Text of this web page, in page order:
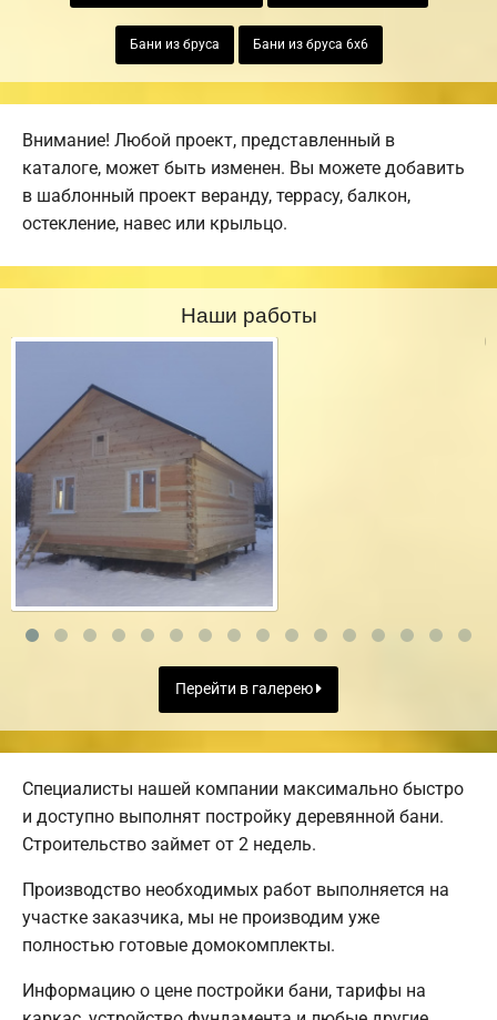
Бани из бруса Бани из бруса 6х6
Внимание! Любой проект, представленный в
каталоге, может быть изменен. Вы можете добавить
в шаблонный проект веранду, террасу, балкон,
остекление, навес или крыльцо.
Наши работы
Перейти в галерею
Специалисты нашей компании максимально быстро
и доступно выполнят постройку деревянной бани.
Строительство займет от 2 недель.
Производство необходимых работ выполняется на
участке заказчика, мы не производим уже
полностью готовые домокомплекты.
Информацию о цене постройки бани, тарифы на